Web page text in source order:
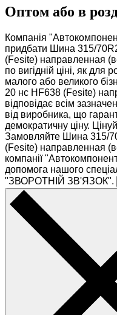
Оптом або в
Компанія
придбати Шина 315/
(Fesite) направленная
по вигідній ціні, як для
малого або великого
20 нс HF638 (Fesite)
відповідає всім
від виробника, що
демократичну ціну.
Замовляйте Шина 315/
(Fesite) направленная
компанії
допомога нашого
"ЗВОРОТНІЙ ЗВ'ЯЗОК".